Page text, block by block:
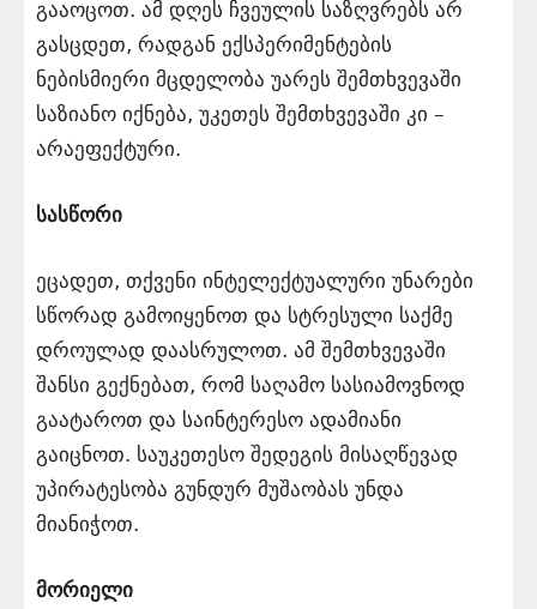
გააოცოთ. ამ დღეს ჩვეულის საზღვრებს არ
გასცდეთ, რადგან ექსპერიმენტების
ნებისმიერი მცდელობა უარეს შემთხვევაში
საზიანო იქნება, უკეთეს შემთხვევაში კი –
არაეფექტური.
სასწორი
ეცადეთ, თქვენი ინტელექტუალური უნარები
სწორად გამოიყენოთ და სტრესული საქმე
დროულად დაასრულოთ. ამ შემთხვევაში
შანსი გექნებათ, რომ საღამო სასიამოვნოდ
გაატაროთ და საინტერესო ადამიანი
გაიცნოთ. საუკეთესო შედეგის მისაღწევად
უპირატესობა გუნდურ მუშაობას უნდა
მიანიჭოთ.
მორიელი